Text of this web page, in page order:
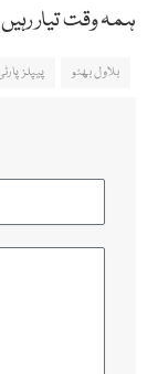
ہمہ وقت تیار رہیں
بلاول بھٹو